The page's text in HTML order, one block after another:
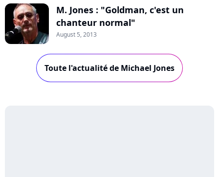
M. Jones : "Goldman, c'est un
chanteur normal"
August 5, 2013
Toute l'actualité de Michael Jones